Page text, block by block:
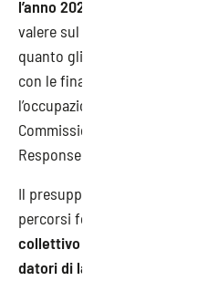
l’anno 2020
valere sul Programma
quanto gli interventi
con le finalità del PON
l’occupazione, rispondono
Commissione europea
Response Investmet Initiative.
Il presupposto, per la
percorsi formativi, è la
collettivo di secondo livello
datori di lavoro e dei